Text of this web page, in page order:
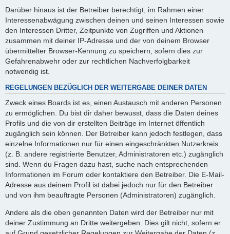
Darüber hinaus ist der Betreiber berechtigt, im Rahmen einer
Interessenabwägung zwischen deinen und seinen Interessen sowie
den Interessen Dritter, Zeitpunkte von Zugriffen und Aktionen
zusammen mit deiner IP-Adresse und der von deinem Browser
übermittelter Browser-Kennung zu speichern, sofern dies zur
Gefahrenabwehr oder zur rechtlichen Nachverfolgbarkeit
notwendig ist.
REGELUNGEN BEZÜGLICH DER WEITERGABE DEINER DATEN
Zweck eines Boards ist es, einen Austausch mit anderen Personen
zu ermöglichen. Du bist dir daher bewusst, dass die Daten deines
Profils und die von dir erstellten Beiträge im Internet öffentlich
zugänglich sein können. Der Betreiber kann jedoch festlegen, dass
einzelne Informationen nur für einen eingeschränkten Nutzerkreis
(z. B. andere registrierte Benutzer, Administratoren etc.) zugänglich
sind. Wenn du Fragen dazu hast, suche nach entsprechenden
Informationen im Forum oder kontaktiere den Betreiber. Die E-Mail-
Adresse aus deinem Profil ist dabei jedoch nur für den Betreiber
und von ihm beauftragte Personen (Administratoren) zugänglich.
Andere als die oben genannten Daten wird der Betreiber nur mit
deiner Zustimmung an Dritte weitergeben. Dies gilt nicht, sofern er